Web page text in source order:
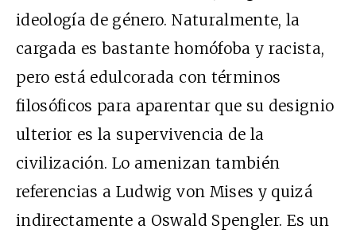
ideología de género. Naturalmente, la
cargada es bastante homófoba y racista,
pero está edulcorada con términos
filosóficos para aparentar que su designio
ulterior es la supervivencia de la
civilización. Lo amenizan también
referencias a Ludwig von Mises y quizá
indirectamente a Oswald Spengler. Es un